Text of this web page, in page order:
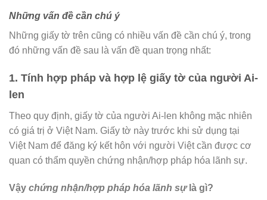
Những vấn đề cần chú ý
Những giấy tờ trên cũng có nhiều vấn đề cần chú ý, trong
đó những vấn đề sau là vấn đề quan trọng nhất:
1. Tính hợp pháp và hợp lệ giấy tờ của người Ai-
len
Theo quy định, giấy tờ của người Ai-len không mặc nhiên
có giá trị ở Việt Nam. Giấy tờ này trước khi sử dụng tại
Việt Nam để đăng ký kết hôn với người Việt cần được cơ
quan có thẩm quyền chứng nhận/hợp pháp hóa lãnh sự.
Vậy chứng nhận/hợp pháp hóa lãnh sựlà gì?